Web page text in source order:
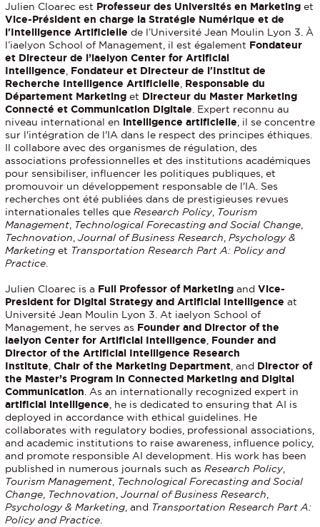
Julien Cloarec est Professeur des Universités en Marketing et
Vice-Président en charge la Stratégie Numérique et de
l'Intelligence Artificielle de l’Université Jean Moulin Lyon 3. À
l’iaelyon School of Management, il est également Fondateur
et Directeur de l’iaelyon Center for Artificial
Intelligence, Fondateur et Directeur de l'Institut de
Recherche Intelligence Artificielle, Responsable du
Département Marketing et Directeur du Master Marketing
Connecté et Communication Digitale. Expert reconnu au
niveau international en intelligence artificielle, il se concentre
sur l'intégration de l'IA dans le respect des principes éthiques.
Il collabore avec des organismes de régulation, des
associations professionnelles et des institutions académiques
pour sensibiliser, influencer les politiques publiques, et
promouvoir un développement responsable de l'IA. Ses
recherches ont été publiées dans de prestigieuses revues
internationales telles que Research Policy, Tourism
Management, Technological Forecasting and Social Change,
Technovation, Journal of Business Research, Psychology &
Marketing et Transportation Research Part A: Policy and
Practice.
Julien Cloarec is a Full Professor of Marketing and Vice-
President for Digital Strategy and Artificial Intelligence at
Université Jean Moulin Lyon 3. At iaelyon School of
Management, he serves as Founder and Director of the
iaelyon Center for Artificial Intelligence, Founder and
Director of the Artificial Intelligence Research
Institute, Chair of the Marketing Department, and Director of
the Master’s Program in Connected Marketing and Digital
Communication. As an internationally recognized expert in
artificial intelligence, he is dedicated to ensuring that AI is
deployed in accordance with ethical guidelines. He
collaborates with regulatory bodies, professional associations,
and academic institutions to raise awareness, influence policy,
and promote responsible AI development. His work has been
published in numerous journals such as Research Policy,
Tourism Management, Technological Forecasting and Social
Change, Technovation, Journal of Business Research,
Psychology & Marketing, and Transportation Research Part A:
Policy and Practice.